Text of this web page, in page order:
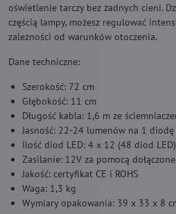
oświetlenie tarczy bez żadnych cieni.
częścią lampy, możesz regulować
zależności od warunków otoczenia.
Dane techniczne:
Szerokość: 72 cm
Głębokość: 11 cm
Długość kabla: 1,6 m ze
Jasność: 22-24 lumenów na 1 diodę
Ilość diod LED: 4 x 12 (48 diod LED)
Zasilanie: 12V za pomocą
Jakość: certyfikat CE i ROHS
Waga: 1,3 kg
Wymiary opakowania: 39 x 33 x 8